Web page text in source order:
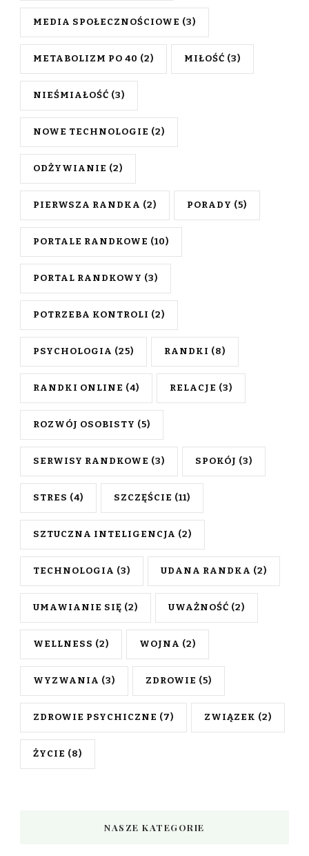
MEDIA SPOŁECZNOŚCIOWE (3)
METABOLIZM PO 40 (2) MIŁOŚĆ (3)
NIEŚMIAŁOŚĆ (3)
NOWE TECHNOLOGIE (2)
ODŻYWIANIE (2)
PIERWSZA RANDKA (2) PORADY (5)
PORTALE RANDKOWE (10)
PORTAL RANDKOWY (3)
POTRZEBA KONTROLI (2)
PSYCHOLOGIA (25) RANDKI (8)
RANDKI ONLINE (4) RELACJE (3)
ROZWÓJ OSOBISTY (5)
SERWISY RANDKOWE (3) SPOKÓJ (3)
STRES (4) SZCZĘŚCIE (11)
SZTUCZNA INTELIGENCJA (2)
TECHNOLOGIA (3) UDANA RANDKA (2)
UMAWIANIE SIĘ (2) UWAŻNOŚĆ (2)
WELLNESS (2) WOJNA (2)
WYZWANIA (3) ZDROWIE (5)
ZDROWIE PSYCHICZNE (7) ZWIĄZEK (2)
ŻYCIE (8)
NASZE KATEGORIE